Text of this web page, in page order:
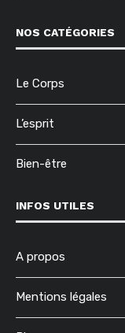
NOS CATÉGORIES
Le Corps
L’esprit
Bien-être
INFOS UTILES
A propos
Mentions légales